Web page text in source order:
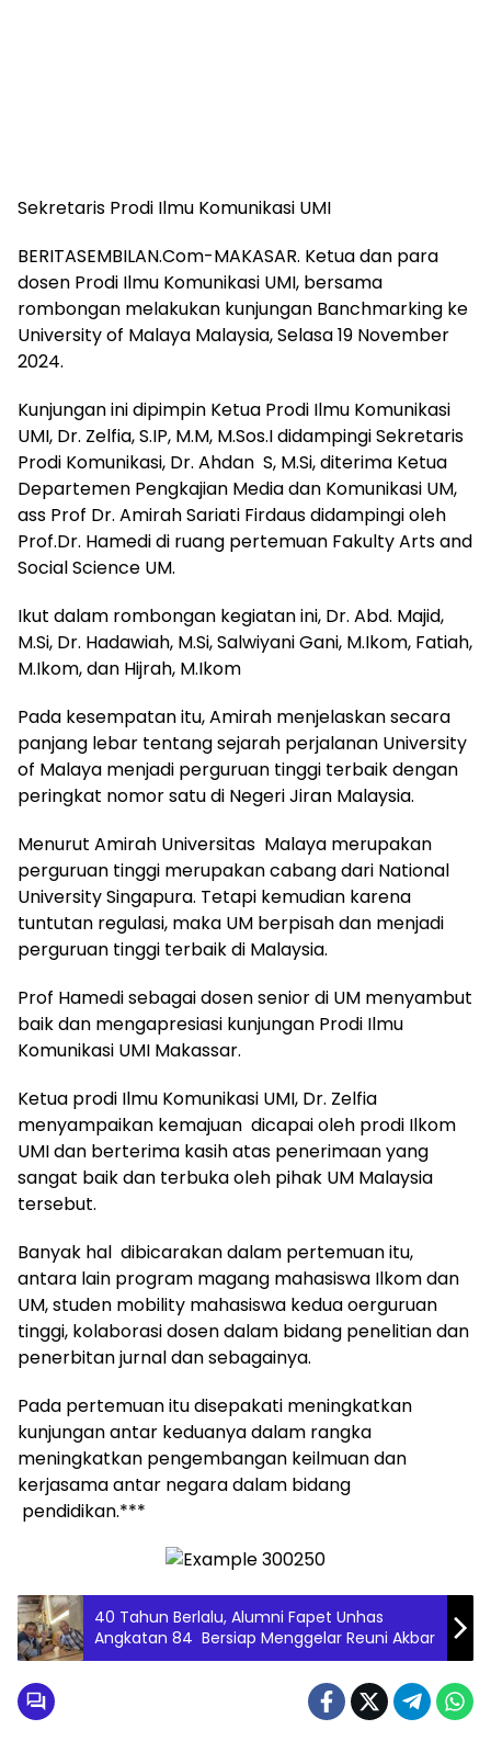
Sekretaris Prodi Ilmu Komunikasi UMI
BERITASEMBILAN.Com-MAKASAR. Ketua dan para
dosen Prodi Ilmu Komunikasi UMI, bersama
rombongan melakukan kunjungan Banchmarking ke
University of Malaya Malaysia, Selasa 19 November
2024.
Kunjungan ini dipimpin Ketua Prodi Ilmu Komunikasi
UMI, Dr. Zelfia, S.IP, M.M, M.Sos.I didampingi Sekretaris
Prodi Komunikasi, Dr. Ahdan S, M.Si, diterima Ketua
Departemen Pengkajian Media dan Komunikasi UM,
ass Prof Dr. Amirah Sariati Firdaus didampingi oleh
Prof.Dr. Hamedi di ruang pertemuan Fakulty Arts and
Social Science UM.
Ikut dalam rombongan kegiatan ini, Dr. Abd. Majid,
M.Si, Dr. Hadawiah, M.Si, Salwiyani Gani, M.Ikom, Fatiah,
M.Ikom, dan Hijrah, M.Ikom
Pada kesempatan itu, Amirah menjelaskan secara
panjang lebar tentang sejarah perjalanan University
of Malaya menjadi perguruan tinggi terbaik dengan
peringkat nomor satu di Negeri Jiran Malaysia.
Menurut Amirah Universitas Malaya merupakan
perguruan tinggi merupakan cabang dari National
University Singapura. Tetapi kemudian karena
tuntutan regulasi, maka UM berpisah dan menjadi
perguruan tinggi terbaik di Malaysia.
Prof Hamedi sebagai dosen senior di UM menyambut
baik dan mengapresiasi kunjungan Prodi Ilmu
Komunikasi UMI Makassar.
Ketua prodi Ilmu Komunikasi UMI, Dr. Zelfia
menyampaikan kemajuan dicapai oleh prodi Ilkom
UMI dan berterima kasih atas penerimaan yang
sangat baik dan terbuka oleh pihak UM Malaysia
tersebut.
Banyak hal dibicarakan dalam pertemuan itu,
antara lain program magang mahasiswa Ilkom dan
UM, studen mobility mahasiswa kedua oerguruan
tinggi, kolaborasi dosen dalam bidang penelitian dan
penerbitan jurnal dan sebagainya.
Pada pertemuan itu disepakati meningkatkan
kunjungan antar keduanya dalam rangka
meningkatkan pengembangan keilmuan dan
kerjasama antar negara dalam bidang
pendidikan.***
40 Tahun Berlalu, Alumni Fapet Unhas
Angkatan 84 Bersiap Menggelar Reuni Akbar